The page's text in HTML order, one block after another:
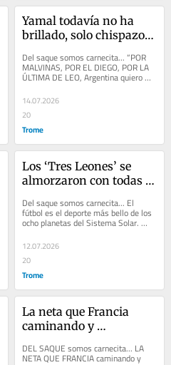
Yamal todavía no ha
brillado, solo chispazos
despierta esta tarde
hace la recontrafiesta
Del saque somos carnecita... “POR
MALVINAS, POR EL DIEGO, POR LA
ÚLTIMA DE LEO, Argentina quiero
verte bicampeón”, es el nuevo hit que
emociona...
14.07.2026
20
Trome
Los ‘Tres Leones’ se
almorzaron con todas
‘Vikingos’
Del saque somos carnecita... El
fútbol es el deporte más bello de los
ocho planetas del Sistema Solar.
Gana el que mete más goles y no el
que juega...
12.07.2026
20
Trome
La neta que Francia
caminando y
el Mundial
DEL SAQUE somos carnecita... LA
NETA QUE FRANCIA caminando y